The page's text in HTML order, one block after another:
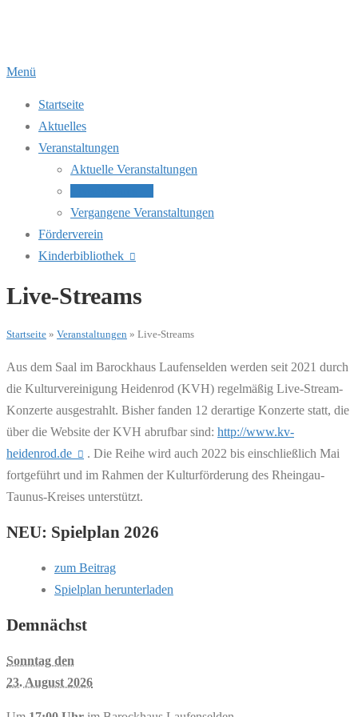
Menü
Startseite
Aktuelles
Veranstaltungen
Aktuelle Veranstaltungen
Vergangene Veranstaltungen
Förderverein
Kinderbibliothek
Live-Streams
Startseite » Veranstaltungen » Live-Streams
Aus dem Saal im Barockhaus Laufenselden werden seit 2021 durch
die Kulturvereinigung Heidenrod (KVH) regelmäßig Live-Stream-
Konzerte ausgestrahlt. Bisher fanden 12 derartige Konzerte statt, die
über die Website der KVH abrufbar sind: http://www.kv-
heidenrod.de
. Die Reihe wird auch 2022 bis einschließlich Mai
fortgeführt und im Rahmen der Kulturförderung des Rheingau-
Taunus-Kreises unterstützt.
NEU: Spielplan 2026
zum Beitrag
Spielplan herunterladen
Demnächst
Sonntag den
23. August 2026